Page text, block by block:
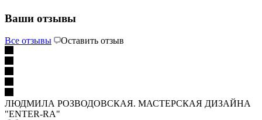
Ваши отзывы
Все отзывы Оставить отзыв
ЛЮДМИЛА РОЗВОДОВСКАЯ. МАСТЕРСКАЯ ДИЗАЙНА
"ЕNTER-RA"